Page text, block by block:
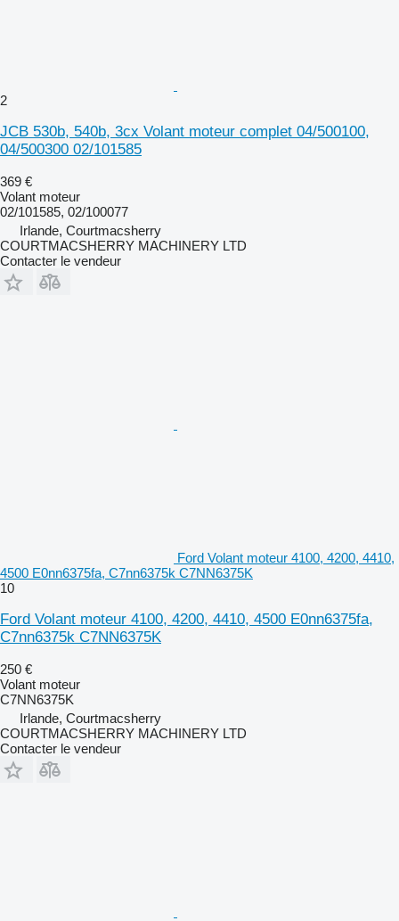
2
JCB 530b, 540b, 3cx Volant moteur complet 04/500100,
04/500300 02/101585
369 €
Volant moteur
02/101585, 02/100077
Irlande, Courtmacsherry
COURTMACSHERRY MACHINERY LTD
Contacter le vendeur
Ford Volant moteur 4100, 4200, 4410,
4500 E0nn6375fa, C7nn6375k C7NN6375K
10
Ford Volant moteur 4100, 4200, 4410, 4500 E0nn6375fa,
C7nn6375k C7NN6375K
250 €
Volant moteur
C7NN6375K
Irlande, Courtmacsherry
COURTMACSHERRY MACHINERY LTD
Contacter le vendeur